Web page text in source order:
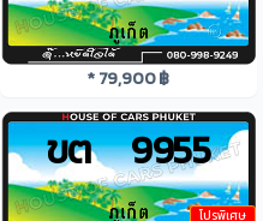
* 79,900 ฿
โปรพิเศษ
ขต 9955